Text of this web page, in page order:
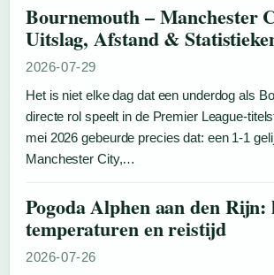
Bournemouth – Manchester
Uitslag, Afstand &
2026-07-29
Het is niet elke dag dat een underdog als
directe rol speelt in de Premier League-
mei 2026 gebeurde precies dat: een 1-1
Manchester City,…
Pogoda Alphen aan den
temperaturen en reistijd
2026-07-26